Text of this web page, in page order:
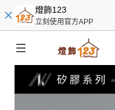
燈飾123
立刻使用官方APP